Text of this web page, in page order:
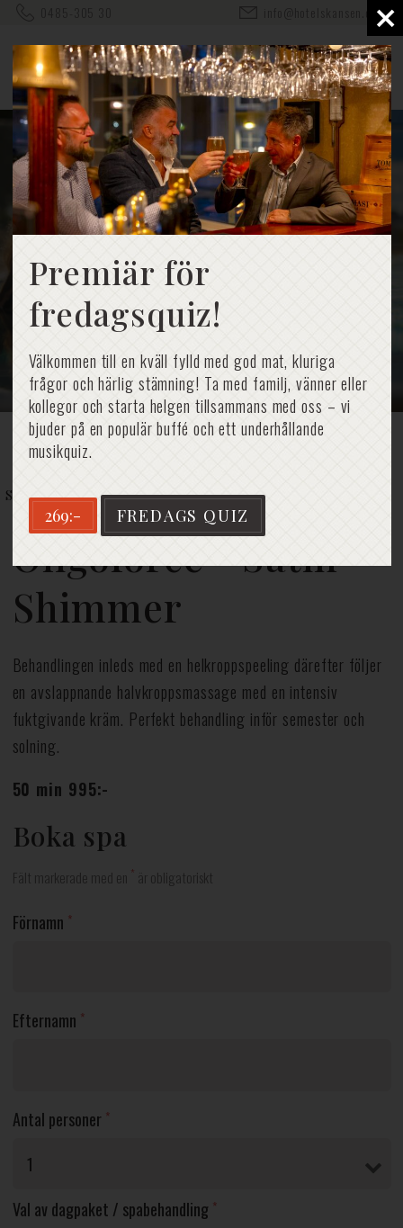
Premiär för
fredagsquiz!
Välkommen till en kväll fylld med god mat, kluriga
frågor och härlig stämning! Ta med familj, vänner eller
kollegor och starta helgen tillsammans med oss – vi
bjuder på en populär buffé och ett underhållande
musikquiz.
269:- FREDAGS QUIZ
info@hotelskansen.com
Satin Shimmer
Oligoforce® Satin
Shimmer
Behandlingen inleds med en helkroppspeeling därefter följer
en avslappnande halvkroppsmassage med en intensiv
fuktgivande kräm. Perfekt behandling inför semester och
solning.
50 min 995:-
Boka spa
Fält markerade med en * är obligatoriskt
Förnamn *
Efternamn *
Antal personer *
Val av dagpaket / spabehandling *